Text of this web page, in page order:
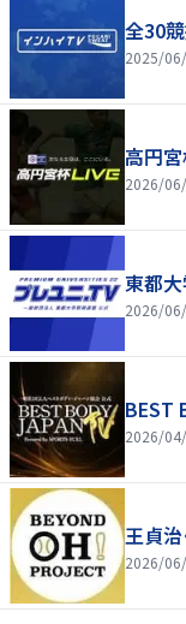
全30
2025/
高円宮
2026/
東都大
2026/
BEST
2026/
王貞治
2026/